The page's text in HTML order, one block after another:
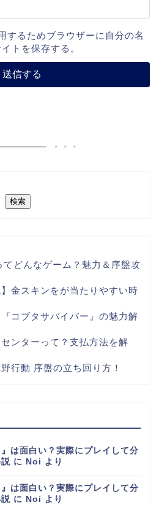
するためブラウザーに自分の名
トを保存する。
検索
てどんなゲーム？魅力＆序盤攻
】金スキンをが当たりやすい時
コブタサバイバー』の魅力解
センターって？支払方法を解
行動 序盤の立ち回り方！
』は面白い？実際にプレイして分
に Noi より
』は面白い？実際にプレイして分
に Noi より